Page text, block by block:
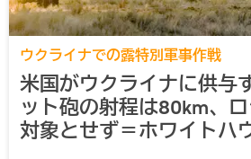
ウクライナでの露特別軍事作戦
米国がウクライナに供与
ット砲の射程は80km、
対象とせず＝ホワイトハ